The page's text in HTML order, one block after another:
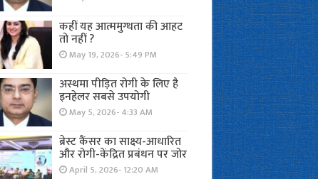
कहीं यह आत्ममुग्धता की आहट
तो नहीं ?
May 19, 2026- 5:49 PM
अस्थमा पीड़ित रोगी के लिए है
इनहेलर सबसे उपयोगी
May 5, 2026- 4:33 AM
ब्रेस्ट कैंसर का साक्ष्य-आधारित
और रोगी-केंद्रित प्रबंधन पर जोर
April 5, 2026- 12:20 AM